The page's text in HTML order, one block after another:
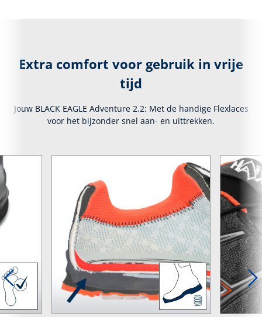
Extra comfort voor gebruik in vrije
tijd
Jouw BLACK EAGLE Adventure 2.2: Met de handige Flexlaces
voor het bijzonder snel aan- en uittrekken.